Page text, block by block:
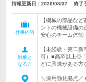
情報更新日：2026/08/07 終了
仕事内容
【機械の部品な
ントの機械設備
安心のチーム体制
対象と
なる方
【未経験・第二
可）■高卒以上◎
どに興味がある方
＼採用強化拠点／